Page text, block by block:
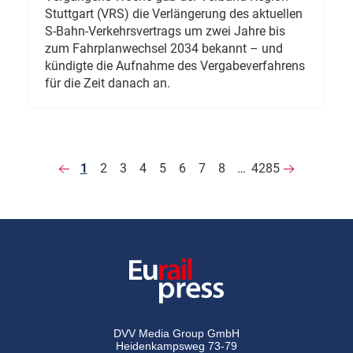
Stuttgart (VRS) die Verlängerung des aktuellen
S-Bahn-Verkehrsvertrags um zwei Jahre bis
zum Fahrplanwechsel 2034 bekannt – und
kündigte die Aufnahme des Vergabeverfahrens
für die Zeit danach an.
1 2 3 4 5 6 7 8 … 4285
DVV Media Group GmbH
Heidenkampsweg 73-79